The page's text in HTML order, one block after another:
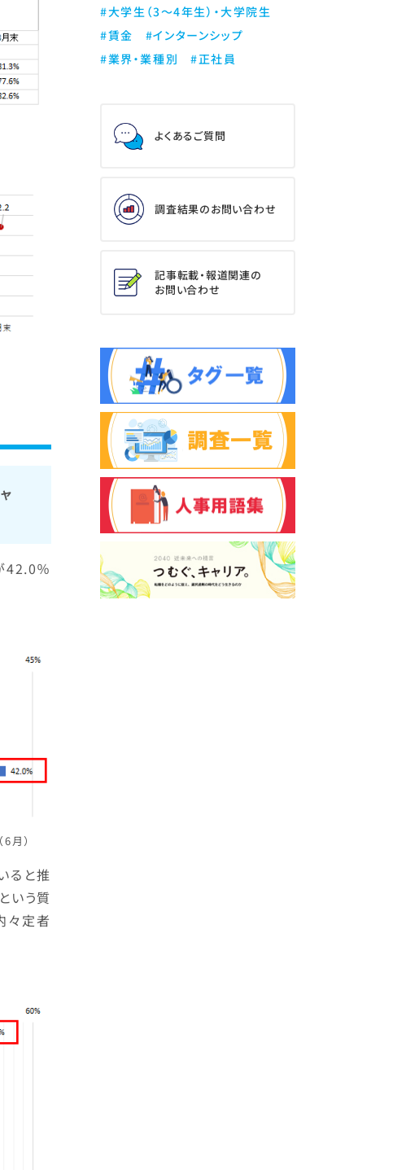
42.0％
月）
ると推
いう質
々定者
#大学生（3～4年生）・大学院生
#賃金
#インターンシップ
#業界・業種別
#正社員
よくあるご質問
調査結果のお問い合わせ
記事転載・報道関連の
お問い合わせ